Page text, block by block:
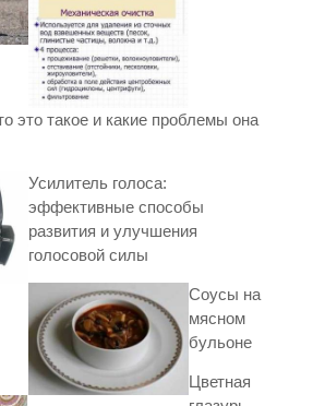
это такое и какие проблемы она
Усилитель голоса:
эффективные способы
развития и улучшения
голосовой силы
Соусы на
мясном
бульоне
Цветная